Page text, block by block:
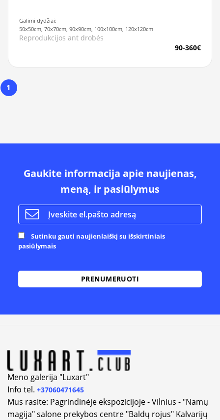
Galimi dydžiai:
50x50cm, 70x70cm, 90x90cm, 100x100cm, 120x120cm
Reprodukcijos ant drobės
90-360€
1
Gaukite informacija apie naujienas,
meną, ir pasiūlymus
Sutinku gauti naujienlaiškį su išskirtiniais
pasiūlymais
Meno galerija "Luxart"
Info tel. +37060471645
Mus rasite: Pagrindinėje ekspozicijoje - Vilnius - "Namų
magija" salone prekybos centre "Baldų rojus" Kalvarijų